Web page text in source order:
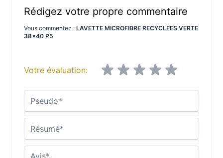
Rédigez votre propre commentaire
Vous commentez : LAVETTE MICROFIBRE RECYCLEES VERTE
38x40 P5
Votre évaluation:
Pseudo
Résumé
Avis